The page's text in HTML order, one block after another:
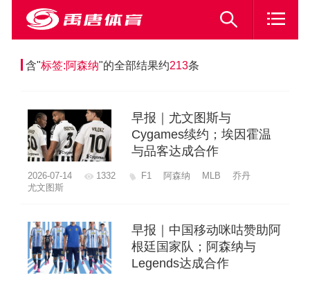
含"标签:阿森纳"的全部结果约213条
早报｜尤文图斯与
Cygames续约；埃因霍温
与品客达成合作
2026-07-14 1332 F1 阿森纳 MLB
乔丹
尤文图斯
早报｜中国移动咪咕赞助阿
根廷国家队；阿森纳与
Legends达成合作